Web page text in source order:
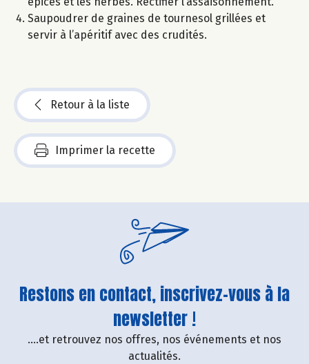
Saupoudrer de graines de tournesol grillées et
servir à l’apéritif avec des crudités.
Retour à la liste
Imprimer la recette
Restons en contact, inscrivez-vous à la
newsletter !
....et retrouvez nos offres, nos événements et nos
actualités.